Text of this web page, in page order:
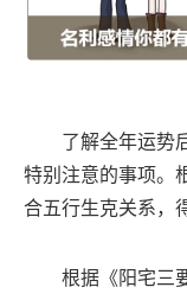
了解全年运势
特别注意的事项。
合五行生克关系，
根据《阳宅三